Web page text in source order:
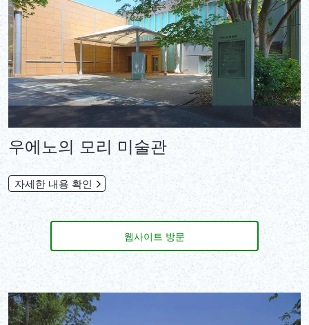
우에노의 모리 미술관
자세한 내용 확인
웹사이트 방문